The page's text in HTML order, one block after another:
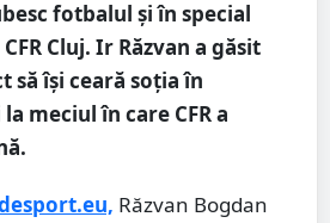
fotbalul și în special
Cluj. Ir Răzvan a găsit
să își ceară soția în
meciul în care CFR a
Răzvan Bogdan